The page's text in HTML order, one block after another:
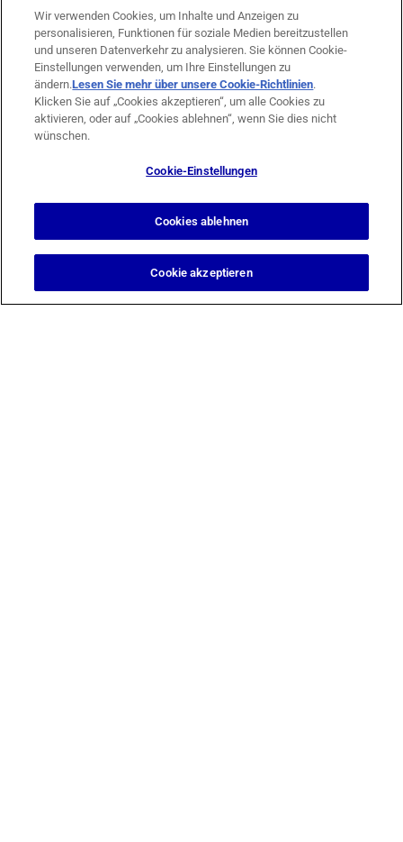
Tierklinik Düsseldorf GmbH
0211- 62 68 68
info@tkd.de
Wir verwenden Cookies, um Inhalte und Anzeigen zu
personalisieren, Funktionen für soziale Medien bereitzustellen
und unseren Datenverkehr zu analysieren. Sie können Cookie-
Einstellungen verwenden, um Ihre Einstellungen zu
ändern.Lesen Sie mehr über unsere Cookie-Richtlinien(opens in
a new
tab)
.
Klicken Sie auf „Cookies akzeptieren“, um alle Cookies zu
aktivieren, oder auf „Cookies ablehnen“, wenn Sie dies nicht
wünschen.
Cookie-Einstellungen
Cookies ablehnen
Cookie akzeptieren